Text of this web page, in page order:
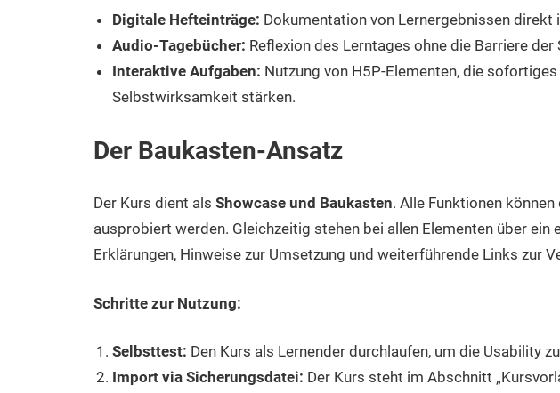
Digitale Hefteinträge: Dokumentation von Lernergebnissen direkt
Audio-Tagebücher: Reflexion des Lerntages ohne die Barriere
Interaktive Aufgaben: Nutzung von H5P-Elementen, die
Selbstwirksamkeit stärken.
Der Baukasten-Ansatz
Der Kurs dient als Showcase und Baukasten. Alle Funktionen
ausprobiert werden. Gleichzeitig stehen bei allen Elementen über ein
Erklärungen, Hinweise zur Umsetzung und weiterführende Links zur
Schritte zur Nutzung:
Selbsttest: Den Kurs als Lernender durchlaufen, um die Usability
Import via Sicherungsdatei: Der Kurs steht im Abschnitt